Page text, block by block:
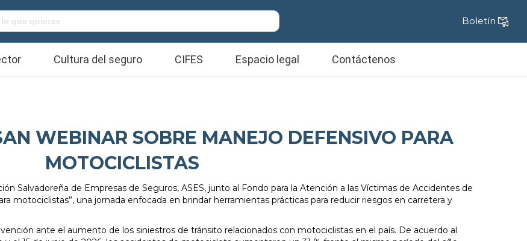
Buscar:
Boletín
Cultura del seguro CIFES Espacio legal Contáctenos
WEBINAR SOBRE MANEJO DEFENSIVO PARA
MOTOCICLISTAS
Salvadoreña de Empresas de Seguros, ASES, junto al Fondo para la Atención a las Víctimas de Accidentes de
motociclistas”, una jornada enfocada en brindar herramientas prácticas para reducir riesgos en carretera y
ante el aumento de los siniestros de tránsito relacionados con motociclistas en el país. De acuerdo al